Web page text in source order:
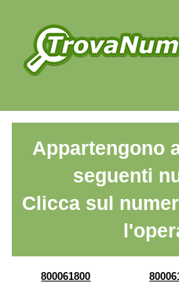
Appartengono
seguenti
Clicca sul
800061800